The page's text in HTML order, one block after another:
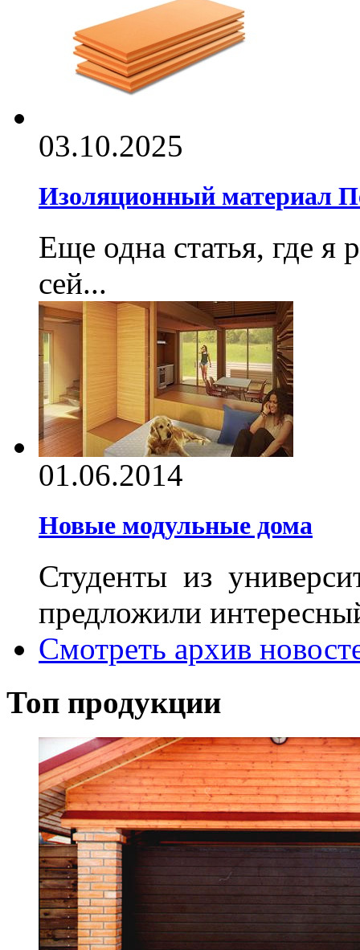
03.10.2025
Изоляционный материал
Еще одна статья, где я
сей...
01.06.2014
Новые модульные дома
Студенты из
предложили
Смотреть архив
Топ продукции